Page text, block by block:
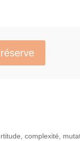
complexité,